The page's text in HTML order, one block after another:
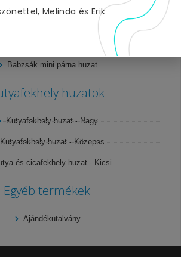
Babzsák párna huzat - Közepes
Babzsák párna huzat - Kicsi
Babzsák mini párna huzat
huzatok
Kutyafekhely huzat - Nagy
Kutyafekhely huzat - Közepes
és cicafekhely huzat - Kicsi
Egyéb termékek
Ajándékutalvány
Melinda és Erik